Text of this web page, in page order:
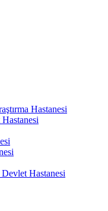
Hastanesi
Hastanesi